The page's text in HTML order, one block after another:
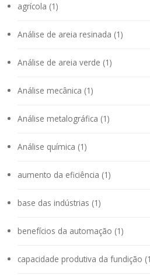
agrícola (1)
Análise de areia resinada (1)
Análise de areia verde (1)
Análise mecânica (1)
Análise metalográfica (1)
Análise química (1)
aumento da eficiência (1)
base das indústrias (1)
benefícios da automação (1)
capacidade produtiva da fundição